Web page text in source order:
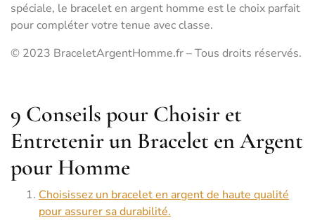
spéciale, le bracelet en argent homme est le choix parfait
pour compléter votre tenue avec classe.
© 2023 BraceletArgentHomme.fr – Tous droits réservés.
9 Conseils pour Choisir et
Entretenir un Bracelet en Argent
pour Homme
Choisissez un bracelet en argent de haute qualité
pour assurer sa durabilité.